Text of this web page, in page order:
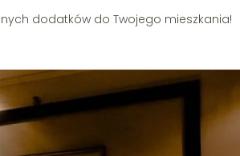
dodatków do Twojego mieszkania!